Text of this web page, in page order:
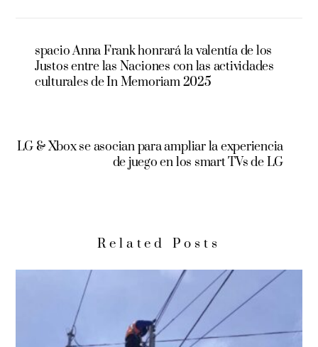
spacio Anna Frank honrará la valentía de los
Justos entre las Naciones con las actividades
culturales de In Memoriam 2025
LG & Xbox se asocian para ampliar la experiencia
de juego en los smart TVs de LG
Related Posts